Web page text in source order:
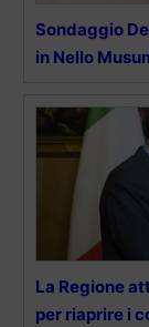
Sondaggio
in Nello
La Regione
per riaprire i